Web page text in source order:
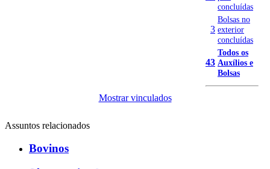
concluídas
3
Bolsas no
exterior
concluídas
43
Todos os
Auxílios e
Bolsas
Mostrar vinculados
Assuntos relacionados
Bovinos